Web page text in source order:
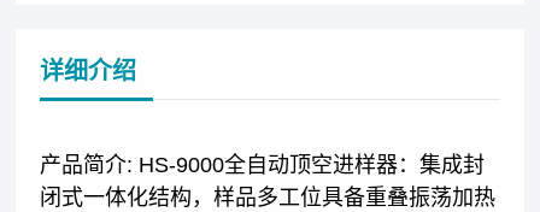
详细介绍
产品简介: HS-9000全自动顶空进样器：集成封
闭式一体化结构，样品多工位具备重叠振荡加热